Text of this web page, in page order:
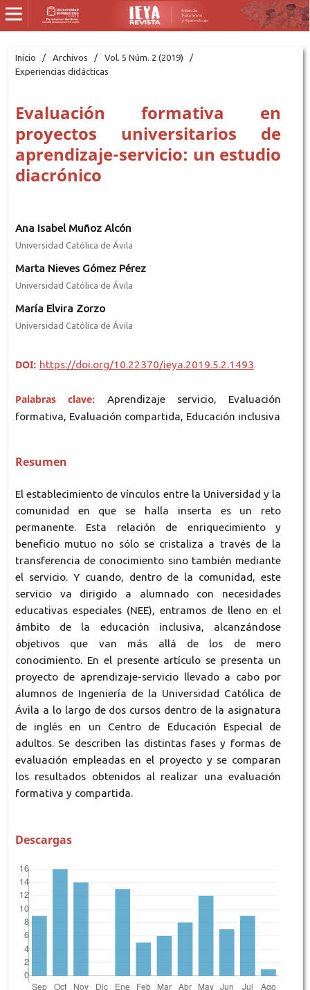
Inicio / Archivos / Vol. 5 Núm. 2 (2019)
/
Experiencias didácticas
Evaluación formativa en
proyectos universitarios de
aprendizaje-servicio: un estudio
diacrónico
Ana Isabel Muñoz Alcón
Universidad Católica de Ávila
Marta Nieves Gómez Pérez
Universidad Católica de Ávila
María Elvira Zorzo
Universidad Católica de Ávila
DOI: https://doi.org/10.22370/ieya.2019.5.2.1493
Palabras clave: Aprendizaje servicio, Evaluación
formativa, Evaluación compartida, Educación inclusiva
Resumen
El establecimiento de vínculos entre la Universidad y la
comunidad en que se halla inserta es un reto
permanente. Esta relación de enriquecimiento y
beneficio mutuo no sólo se cristaliza a través de la
transferencia de conocimiento sino también mediante
el servicio. Y cuando, dentro de la comunidad, este
servicio va dirigido a alumnado con necesidades
educativas especiales (NEE), entramos de lleno en el
ámbito de la educación inclusiva, alcanzándose
objetivos que van más allá de los de mero
conocimiento. En el presente artículo se presenta un
proyecto de aprendizaje-servicio llevado a cabo por
alumnos de Ingeniería de la Universidad Católica de
Ávila a lo largo de dos cursos dentro de la asignatura
de inglés en un Centro de Educación Especial de
adultos. Se describen las distintas fases y formas de
evaluación empleadas en el proyecto y se comparan
los resultados obtenidos al realizar una evaluación
formativa y compartida.
Descargas